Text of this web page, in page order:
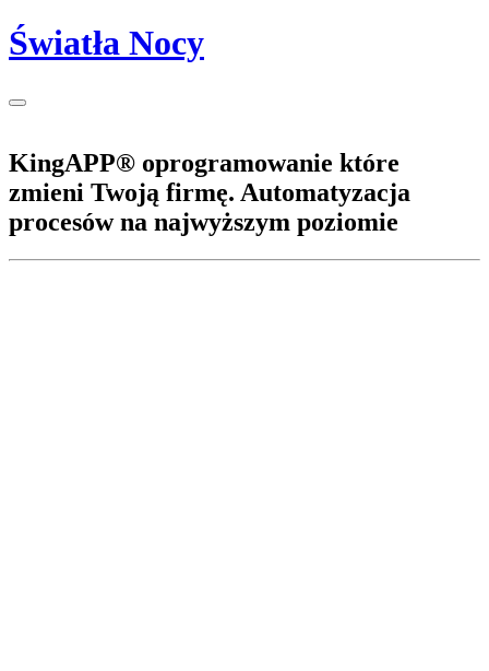
Światła Nocy
KingAPP® oprogramowanie które
zmieni Twoją firmę. Automatyzacja
procesów na najwyższym poziomie